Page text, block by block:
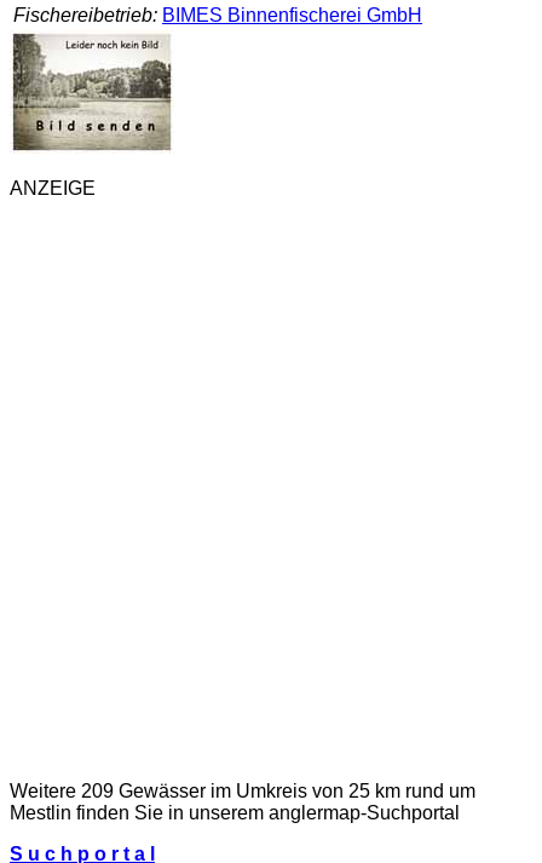
Fischereibetrieb: BIMES Binnenfischerei GmbH
ANZEIGE
Weitere 209 Gewässer im Umkreis von 25 km rund um
Mestlin finden Sie in unserem anglermap-Suchportal
S u c h p o r t a l